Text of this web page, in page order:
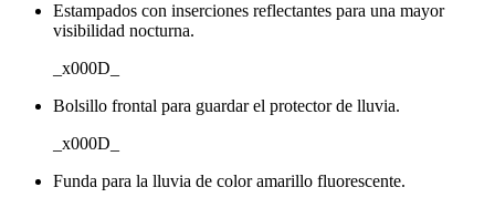
Estampados con inserciones reflectantes para una mayor
visibilidad nocturna.
_x000D_
Bolsillo frontal para guardar el protector de lluvia.
_x000D_
Funda para la lluvia de color amarillo fluorescente.